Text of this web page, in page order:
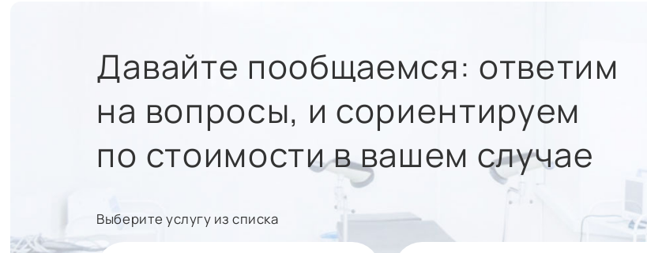
Давайте пообщаемся: ответим
на вопросы, и сориентируем
по стоимости в вашем случае
Выберите услугу из списка